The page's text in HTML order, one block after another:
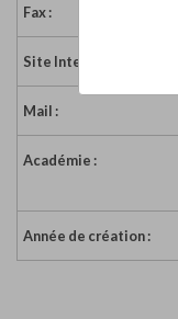
Fax :
Site Internet :
Mail :
Académie :
Année de création :